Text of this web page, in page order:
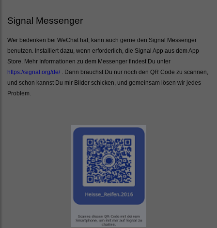
Signal Messenger
Wer bedenken bei WeChat hat, kann auch gerne den Signal Messenger
benutzen. Installiert dazu, wenn erforderlich, die Signal App aus dem App
Store. Mehr Informationen zu dem Messenger findest Du unter
https://signal.org/de/ . Dann brauchst Du nur noch den QR Code zu scannen,
und schon kannst Du mir Bilder schicken, und gemeinsam lösen wir jedes
Problem.